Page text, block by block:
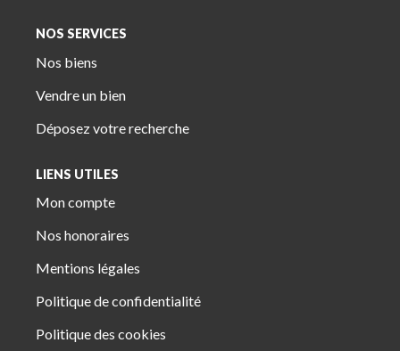
NOS SERVICES
Nos biens
Vendre un bien
Déposez votre recherche
LIENS UTILES
Mon compte
Nos honoraires
Mentions légales
Politique de confidentialité
Politique des cookies